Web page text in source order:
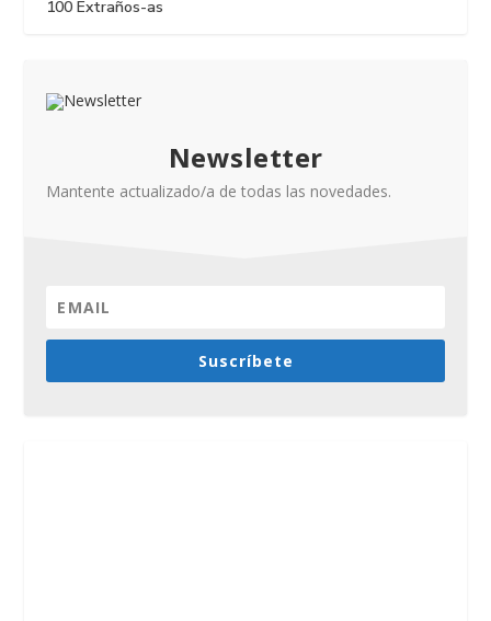
100 Extraños-as
Newsletter
Mantente actualizado/a de todas las novedades.
Suscríbete